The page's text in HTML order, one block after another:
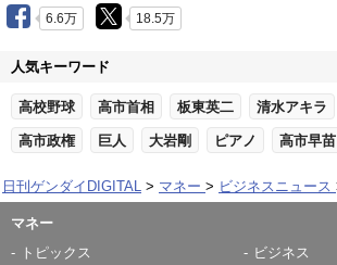
6.6万 18.5万
人気キーワード
高校野球 高市首相 板東英二 清水アキラ
高市政権 巨人 大岩剛 ピアノ 高市早苗
日刊ゲンダイDIGITAL マネー ビジネスニュース
マネー
トピックス
ビジネス